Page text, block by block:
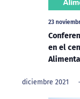
23
en el
diciembre 2021